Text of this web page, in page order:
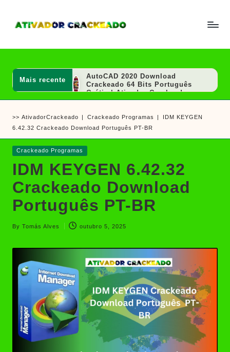
content
ti
a
d
r
e
r
a
k
e
a
o
completo
sobre
e
software
jogos
Mais recente
AutoCAD 2020 Download
Crackeado 64 Bits Português
Grátis | Ativador Crackeado
SOLIDWORKS 2020 Download
Ativador Crackeado
Ashampoo UnInstaller Download
Crackeado + Chave de Licença |
Ativador Crackeado
Crackeado 64 Bits | Ativador
Crackeado
AutoCAD 2008 Download
Crackeado 32/64 Bits Português
SOLIDWORKS 2024 Download
Ativador Crackeado
Download Português PT-BR
PGWare SuperRam Download
Grátis + Licença/Serial |
Ativador Crackeado
Notepad++ Download Grátis 64
Bits Português
(Portable/Instalador) | Ativador
Crackeado
>> AtivadorCrackeado | Crackeado Programas |
IDM KEYGEN
6.42.32 Crackeado Download Português PT-BR
Posted
Crackeado Programas
IDM KEYGEN 6.42.32
Crackeado Download
Português PT-BR
Posted
By Tomás Alves outubro 5, 2025